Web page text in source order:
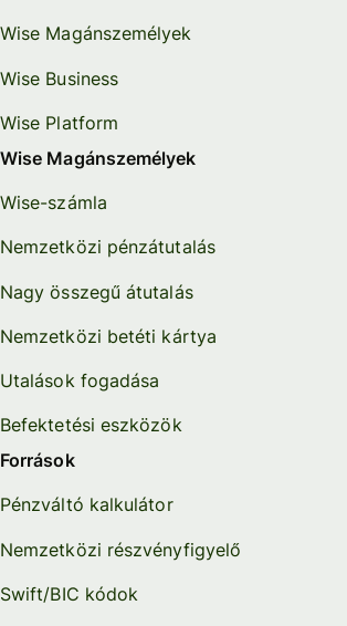
Wise Magánszemélyek
Wise Business
Wise Platform
Wise Magánszemélyek
Wise-számla
Nemzetközi pénzátutalás
Nagy összegű átutalás
Nemzetközi betéti kártya
Utalások fogadása
Befektetési eszközök
Források
Pénzváltó kalkulátor
Nemzetközi részvényfigyelő
Swift/BIC kódok